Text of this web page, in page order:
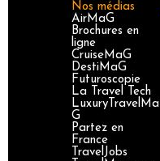
Nos médias
AirMaG
Brochures en
ligne
CruiseMaG
DestiMaG
Futuroscopie
La Travel Tech
LuxuryTravelMa
G
Partez en
France
TravelJobs